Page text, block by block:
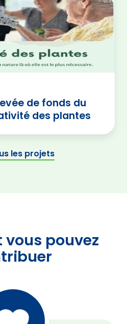
de fonds du
des plantes
les projets
pouvez